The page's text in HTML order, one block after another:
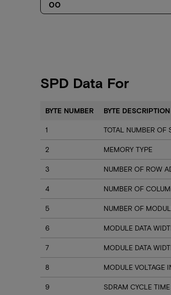
SPD Data For
BYTE NUMBER BYTE DESCRIPTION
1 TOTAL NUMBER OF
2 MEMORY TYPE
3 NUMBER OF ROW
4 NUMBER OF
5 NUMBER OF
6 MODULE DATA
7 MODULE DATA
8 MODULE VOLTAGE
9 SDRAM CYCLE